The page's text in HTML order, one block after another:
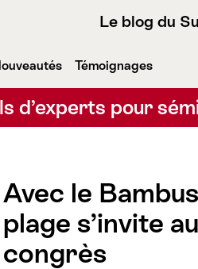
Le blog du
Témoignages
d’experts pour
Avec le
plage s’invite
congrès